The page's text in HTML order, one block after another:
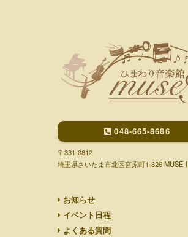
048-665-8686
〒331-0812
埼玉県さいたま市北区宮原町1-826 MUSE-I
お知らせ
イベント日程
よくある質問